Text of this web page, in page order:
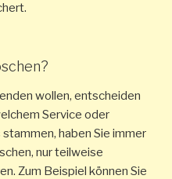
wollen, entscheiden
Service oder
haben Sie immer
nur teilweise
Zum Beispiel können Sie